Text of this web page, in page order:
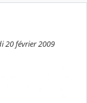
20 février 2009